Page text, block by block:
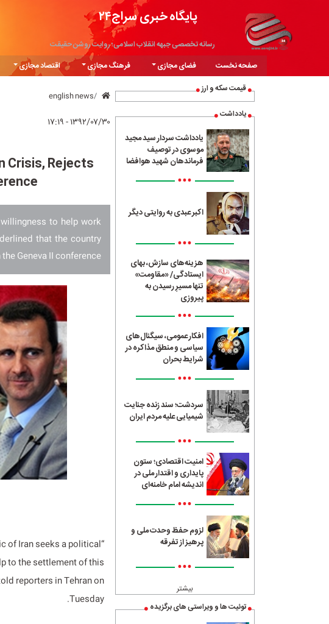
پایگاه خبری سراج۲۴
رسانه تخصصی جبهه انقلاب اسلامی؛ روایت روشن حقیقت
صفحه نخست فضای مجازی فرهنگ مجازی اقتصاد مجازی
قیمت سکه و ارز
یادداشت
یادداشت سردار سید مجید
موسوی در توصیف
فرماندهان شهید هوافضا
•••
اکبر عبدی به روایتی دیگر
•••
هزینه‌های سازش، بهای
ایستادگی/ «مقاومت»
تنها مسیرِ رسیدن به
پیروزی
•••
افکار عمومی، سیگنال‌های
سیاسی و منطق مذاکره در
شرایط بحران
•••
سردشت؛ سند زنده جنایت
شیمیایی علیه مردم ایران
•••
امنیت اقتصادی؛ ستون
پایداری و اقتدار ملی در
اندیشه امام خامنه‌ای
•••
لزوم حفظ وحدت ملی و
پرهیز از تفرقه
•••
بیشتر
توئیت ها و ویراستی های برگزیده
english news
۱۳۹۲/۰۷/۳۰ - ۱۷:۱۹
Crisis, Rejects
to help work
that the country
Geneva II conference.
of Iran seeks a political
to the settlement of this
reporters in Tehran on
Tuesday.